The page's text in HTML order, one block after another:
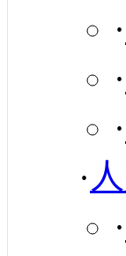
·
·
·
·
·